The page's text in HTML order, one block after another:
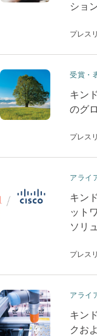
ショ
プレス
受賞・
キン
のグ
プレス
アライ
キン
ット
ソリ
プレス
アライ
キン
クお